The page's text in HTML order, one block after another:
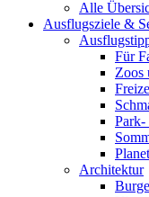
Alle
Ausflugsziele &
Für
Zoos
Park-
Architektur